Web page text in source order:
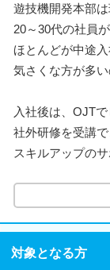
遊技機開発本部
20～30代の社員
ほとんどが中途
気さくな方が多
入社後は、OJTで
社外研修を受講
スキルアップの
対象となる方